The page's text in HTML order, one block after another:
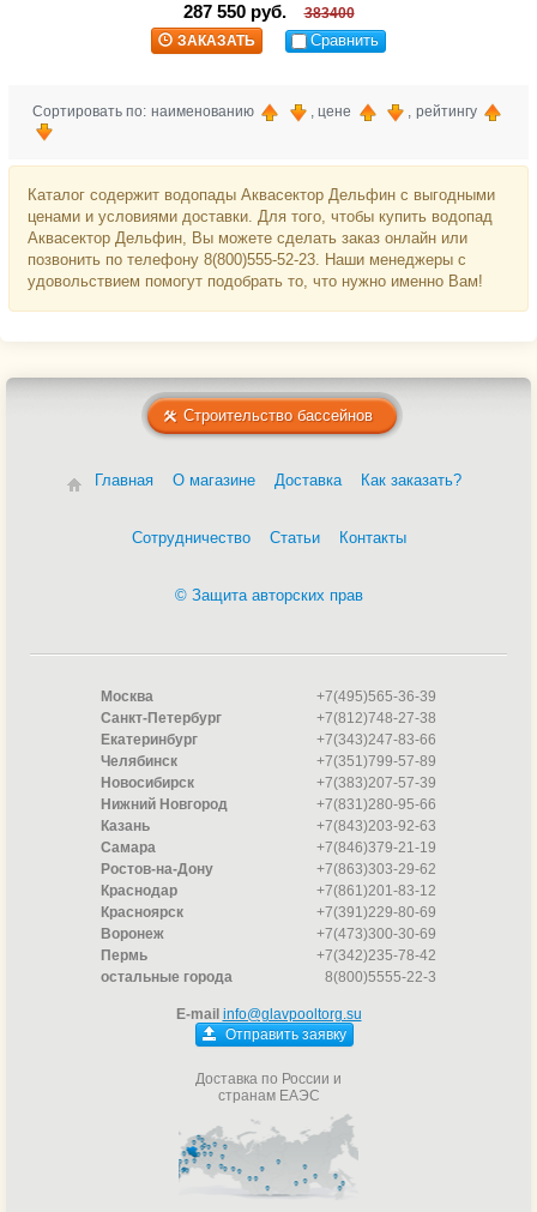
287 550 руб.
383400
ЗАКАЗАТЬ
Сравнить
Сортировать по: наименованию , цене , рейтингу
Каталог содержит водопады Аквасектор Дельфин с выгодными
ценами и условиями доставки. Для того, чтобы купить водопад
Аквасектор Дельфин, Вы можете сделать заказ онлайн или
позвонить по телефону 8(800)555-52-23. Наши менеджеры с
удовольствием помогут подобрать то, что нужно именно Вам!
Строительство бассейнов
Главная О магазине Доставка Как заказать?
Сотрудничество Статьи Контакты
© Защита авторских прав
Москва
+7(495)565-36-39
Санкт-Петербург
+7(812)748-27-38
Екатеринбург
+7(343)247-83-66
Челябинск
+7(351)799-57-89
Новосибирск
+7(383)207-57-39
Нижний Новгород
+7(831)280-95-66
Казань
+7(843)203-92-63
Самара
+7(846)379-21-19
Ростов-на-Дону
+7(863)303-29-62
Краснодар
+7(861)201-83-12
Красноярск
+7(391)229-80-69
Воронеж
+7(473)300-30-69
Пермь
+7(342)235-78-42
остальные города
8(800)5555-22-3
E-mail info@glavpooltorg.su
Отправить заявку
Доставка по России и
странам ЕАЭС